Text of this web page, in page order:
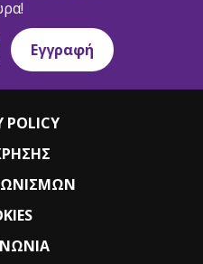
Εγγραφή
POLICY